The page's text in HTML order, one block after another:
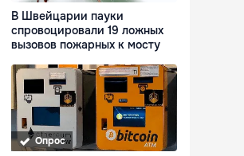
В Швейцарии пауки
спровоцировали 19 ложных
вызовов пожарных к мосту
Опрос